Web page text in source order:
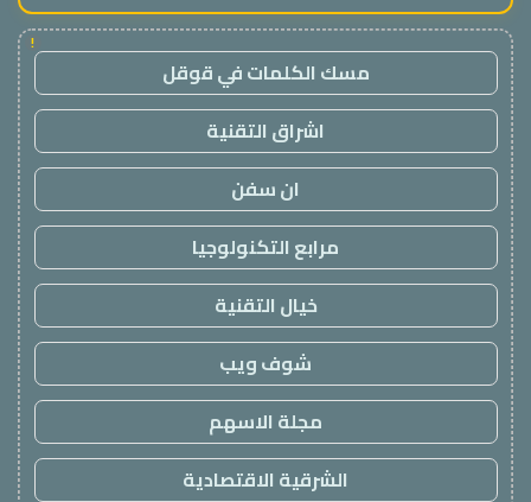
!
مسك الكلمات في قوقل
اشراق التقنية
ان سفن
مرابع التكنولوجيا
خيال التقنية
شوف ويب
مجلة الاسهم
الشرقية الاقتصادية